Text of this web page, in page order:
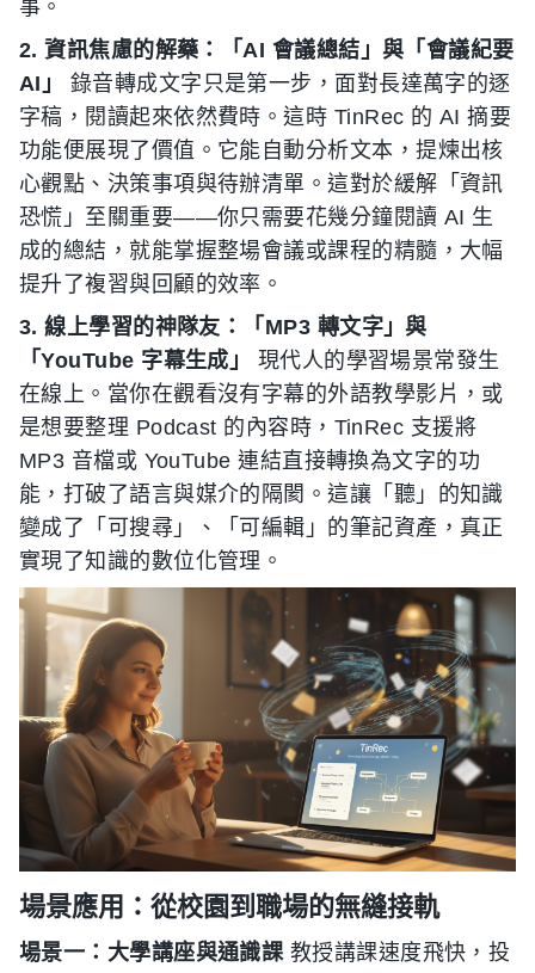
事。
2. 資訊焦慮的解藥：「AI 會議總結」與「會議紀要
AI」
錄音轉成文字只是第一步，面對長達萬字的逐
字稿，閱讀起來依然費時。這時 TinRec 的 AI 摘要
功能便展現了價值。它能自動分析文本，提煉出核
心觀點、決策事項與待辦清單。這對於緩解「資訊
恐慌」至關重要——你只需要花幾分鐘閱讀 AI 生
成的總結，就能掌握整場會議或課程的精髓，大幅
提升了複習與回顧的效率。
3. 線上學習的神隊友：「MP3 轉文字」與
「YouTube 字幕生成」
現代人的學習場景常發生
在線上。當你在觀看沒有字幕的外語教學影片，或
是想要整理 Podcast 的內容時，TinRec 支援將
MP3 音檔或 YouTube 連結直接轉換為文字的功
能，打破了語言與媒介的隔閡。這讓「聽」的知識
變成了「可搜尋」、「可編輯」的筆記資產，真正
實現了知識的數位化管理。
場景應用：從校園到職場的無縫接軌
場景一：大學講座與通識課教授講課速度飛快，投